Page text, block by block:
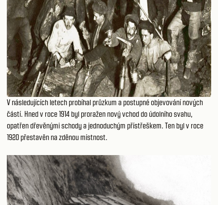
V následujících letech probíhal průzkum a postupné objevování nových
částí. Hned v roce 1914 byl proražen nový vchod do údolního svahu,
opatřen dřevěnými schody a jednoduchým přístřeškem. Ten byl v roce
1920 přestavěn na zděnou místnost.